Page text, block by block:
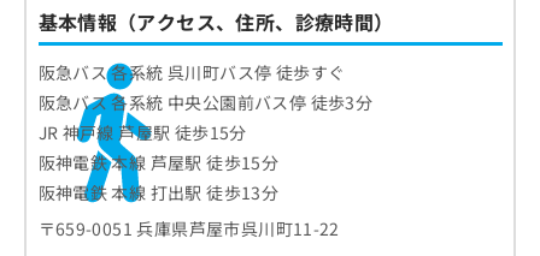
5．親知らずの抜歯
7．レーザー治療
8．予防歯科
9．入れ歯治療
10．審美歯科
歯周病・むし歯の予防
歯医者の定期健診にはいくべき？検査
項目と頻度
むし歯のチェック
歯周ポケットの測定
歯石・プラークの確認
噛み合わせや歯並びの確認
口腔粘膜の観察
歯医者の初診時に知っておくこと3つ｜
初診料・所要時間・必要なもの
初診料の相場
所要時間
必要なもの
ホワイトニングとは？費用相場の目安
も解説
ホワイトニングの効果の考え方
基本情報（アクセス、住所、診療時間）
阪急バス 各系統 呉川町バス停 徒歩すぐ
阪急バス 各系統 中央公園前バス停 徒歩3分
JR 神戸線 芦屋駅 徒歩15分
阪神電鉄 本線 芦屋駅 徒歩15分
阪神電鉄 本線 打出駅 徒歩13分
〒659-0051 兵庫県芦屋市呉川町11-22
わ
せ
は
こ
ち
ら